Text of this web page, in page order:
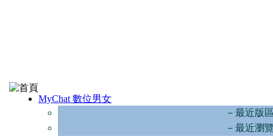
MyChat 數位男女
－最近版
－最近瀏